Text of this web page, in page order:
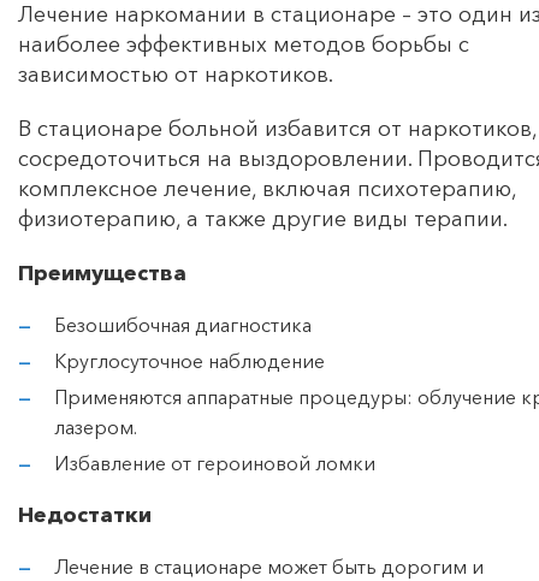
Лечение наркомании в стационаре – это один
наиболее эффективных методов борьбы с
зависимостью от наркотиков.
В стационаре больной избавится от наркотиков,
сосредоточиться на выздоровлении.
комплексное лечение, включая психотерапию,
физиотерапию, а также другие виды терапии.
Преимущества
Безошибочная диагностика
Круглосуточное наблюдение
Применяются аппаратные процедуры: облучение
лазером.
Избавление от героиновой ломки
Недостатки
Лечение в стационаре может быть дорогим и